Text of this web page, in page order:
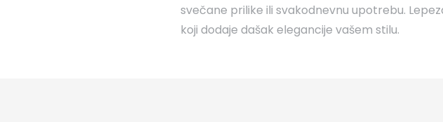
svečane prilike ili svakodnevnu upotrebu.
koji dodaje dašak elegancije vašem stilu.